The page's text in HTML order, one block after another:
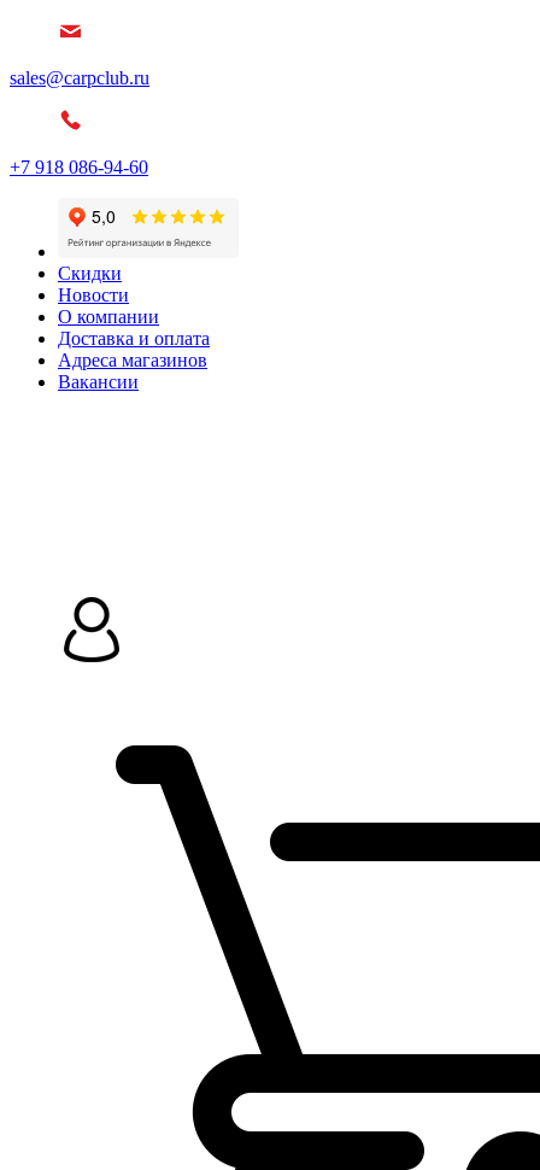
sales@carpclub.ru
+7 918 086-94-60
Скидки
Новости
О компании
Доставка и оплата
Адреса магазинов
Вакансии